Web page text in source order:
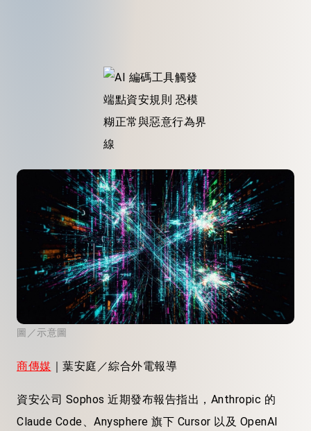
圖／示意圖
商傳媒 ｜葉安庭／綜合外電報導
資安公司 Sophos 近期發布報告指出，Anthropic 的
Claude Code、Anysphere 旗下 Cursor 以及 OpenAI